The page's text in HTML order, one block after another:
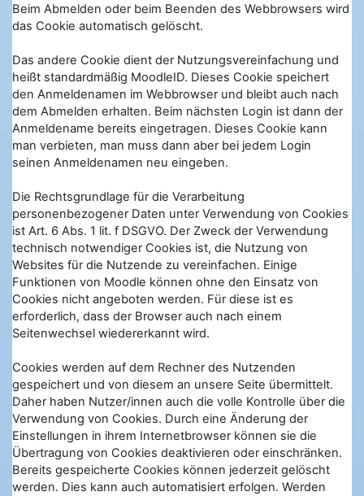
Beim Abmelden oder beim Beenden des Webbrowsers wird
das Cookie automatisch gelöscht.
Das andere Cookie dient der Nutzungsvereinfachung und
heißt standardmäßig MoodleID. Dieses Cookie speichert
den Anmeldenamen im Webbrowser und bleibt auch nach
dem Abmelden erhalten. Beim nächsten Login ist dann der
Anmeldename bereits eingetragen. Dieses Cookie kann
man verbieten, man muss dann aber bei jedem Login
seinen Anmeldenamen neu eingeben.
Die Rechtsgrundlage für die Verarbeitung
personenbezogener Daten unter Verwendung von Cookies
ist Art. 6 Abs. 1 lit. f DSGVO. Der Zweck der Verwendung
technisch notwendiger Cookies ist, die Nutzung von
Websites für die Nutzende zu vereinfachen. Einige
Funktionen von Moodle können ohne den Einsatz von
Cookies nicht angeboten werden. Für diese ist es
erforderlich, dass der Browser auch nach einem
Seitenwechsel wiedererkannt wird.
Cookies werden auf dem Rechner des Nutzenden
gespeichert und von diesem an unsere Seite übermittelt.
Daher haben Nutzer/innen auch die volle Kontrolle über die
Verwendung von Cookies. Durch eine Änderung der
Einstellungen in ihrem Internetbrowser können sie die
Übertragung von Cookies deaktivieren oder einschränken.
Bereits gespeicherte Cookies können jederzeit gelöscht
werden. Dies kann auch automatisiert erfolgen. Werden